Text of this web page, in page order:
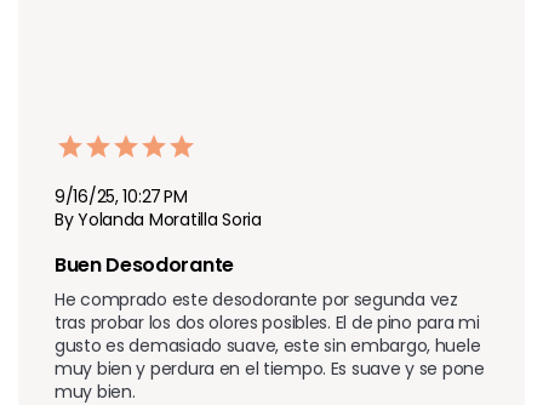
9/16/25, 10:27 PM
By Yolanda Moratilla Soria
Buen Desodorante
He comprado este desodorante por segunda vez
tras probar los dos olores posibles. El de pino para mi
gusto es demasiado suave, este sin embargo, huele
muy bien y perdura en el tiempo. Es suave y se pone
muy bien.